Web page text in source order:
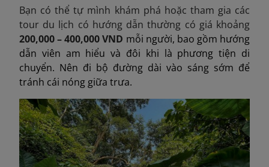
Bạn có thể tự mình khám phá hoặc tham gia các
tour du lịch có hướng dẫn thường có giá khoảng
200,000 – 400,000 VND mỗi người, bao gồm hướng
dẫn viên am hiểu và đôi khi là phương tiện di
chuyển. Nên đi bộ đường dài vào sáng sớm để
tránh cái nóng giữa trưa.